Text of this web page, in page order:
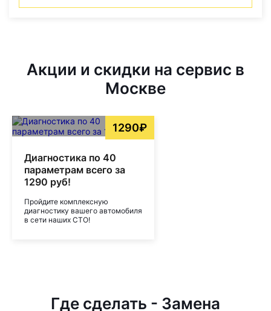
Акции и скидки на сервис в
Москве
1290₽
Диагностика по 40
параметрам всего за
1290 руб!
Пройдите комплексную
диагностику вашего автомобиля
в сети наших СТО!
Где сделать - Замена